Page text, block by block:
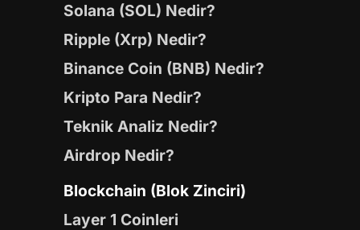
Solana (SOL) Nedir?
Ripple (Xrp) Nedir?
Binance Coin (BNB) Nedir?
Kripto Para Nedir?
Teknik Analiz Nedir?
Airdrop Nedir?
Blockchain (Blok Zinciri)
Layer 1 Coinleri